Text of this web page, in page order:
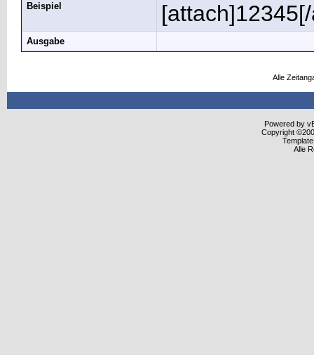
Beispiel
Ausgabe
Alle
Powered by
Copyright
Alle